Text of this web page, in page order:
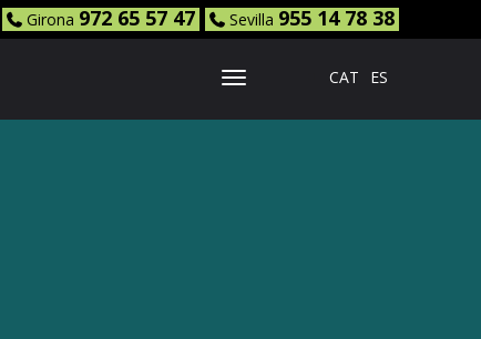
Girona 972 65 57 47 Sevilla 955 14 78 38
Toggle Navigation
ES
CAT